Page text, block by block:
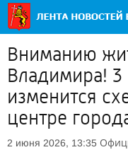
Вниманию
Владимира!
изменится
центре
2 июня 2026, 13:35